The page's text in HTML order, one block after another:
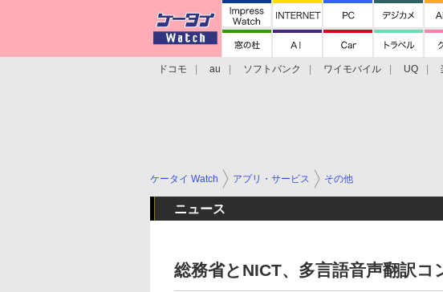
ドコモ au ソフトバンク ワイモバイル UQ
ケータイ Watch アプリ・サービス その他
ニュース
総務省とNICT、多言語音声翻訳コ